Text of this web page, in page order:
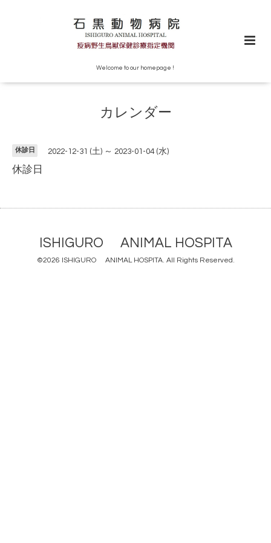
Welcome to our homepage !
カレンダー
休診日 2022-12-31 (土) ～ 2023-01-04 (水)
休診日
ISHIGURO ANIMAL HOSPITA
©2026 ISHIGURO ANIMAL HOSPITA. All Rights Reserved.